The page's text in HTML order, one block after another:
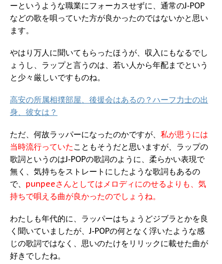
ーというような職業にフォーカスせずに、通常のJ-POP
などの歌を唄っていた方が良かったのではないかと思い
ます。
やはり万人に聞いてもらったほうが、収入にもなるでし
ょうし、ラップと言うのは、若い人から年配までという
と少々厳しいですものね。
高安の所属相撲部屋、後援会はあるの？ハーフ力士の出
身、彼女は？
ただ、何故ラッパーになったのかですが、 私が思うには
当時流行っていた こともそうだと思いますが、ラップの
歌詞というのはJ-POPの歌詞のように、柔らかい表現で
無く、気持ちをストレートにしたような歌詞もあるの
で、 punpeeさんとしてはメロディにのせるよりも、気
持ちで唄える曲が良かったのでしょうね。
わたしも年代的に、ラッパーはちょうどジブラとかを良
く聞いていましたが、J-POPの何となく浮いたような感
じの歌詞ではなく、思いのたけをリリックに載せた曲が
好きでしたね。